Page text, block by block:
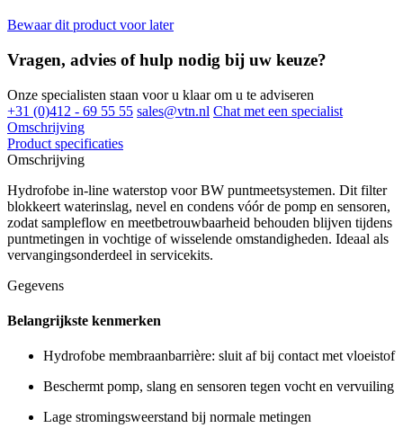
Bewaar dit product voor later
Vragen, advies of hulp nodig bij uw keuze?
Onze specialisten staan voor u klaar om u te adviseren
+31 (0)412 - 69 55 55 sales@vtn.nl Chat met een specialist
Omschrijving
Product specificaties
Omschrijving
Hydrofobe in-line waterstop voor BW puntmeetsystemen. Dit filter
blokkeert waterinslag, nevel en condens vóór de pomp en sensoren,
zodat sampleflow en meetbetrouwbaarheid behouden blijven tijdens
puntmetingen in vochtige of wisselende omstandigheden. Ideaal als
vervangingsonderdeel in servicekits.
Gegevens
Belangrijkste kenmerken
Hydrofobe membraanbarrière: sluit af bij contact met vloeistof
Beschermt pomp, slang en sensoren tegen vocht en vervuiling
Lage stromingsweerstand bij normale metingen